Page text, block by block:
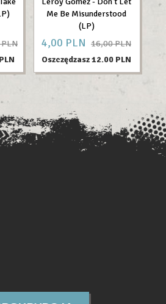
Me Be Misunderstood
(LP)
4,00 PLN 16,00 PLN
Oszczędzasz 12.00 PLN